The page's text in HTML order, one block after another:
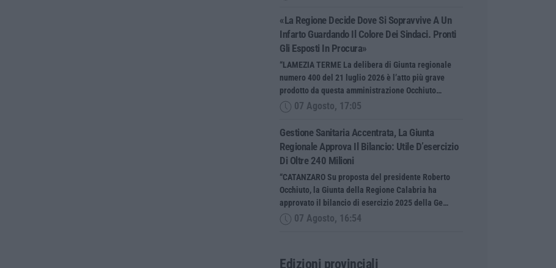
«La Regione Decide Dove Si Sopravvive A Un
Infarto Guardando Il Colore Dei Sindaci. Pronti
Gli Esposti In Procura»
“LAMEZIA TERME La delibera di Giunta regionale
numero 400 del 21 luglio 2026 è l’atto più grave
prodotto da questa amministrazione Occhiuto…
07 Agosto, 17:05
Gestione Sanitaria Accentrata, La Giunta
Regionale Approva Il Bilancio: Utile D’esercizio
Di Oltre 240 Milioni
“CATANZARO Su proposta del presidente Roberto
Occhiuto, la Giunta della Regione Calabria ha
approvato il bilancio di esercizio 2025 della Ge…
07 Agosto, 16:54
Edizioni provinciali